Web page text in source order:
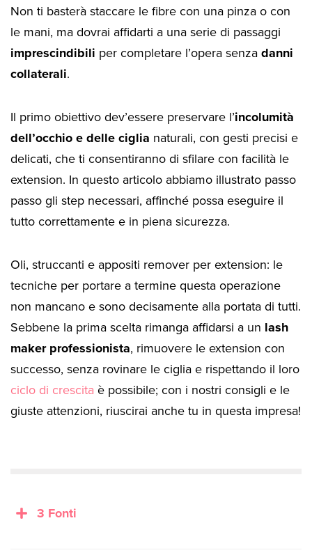
Non ti basterà staccare le fibre con una pinza o con
le mani, ma dovrai affidarti a una serie di passaggi
imprescindibili per completare l’opera senzadanni
collaterali.
Il primo obiettivo dev’essere preservare l’incolumità
dell’occhio e delle ciglia naturali, con gesti precisi e
delicati, che ti consentiranno di sfilare con facilità le
extension. In questo articolo abbiamo illustrato passo
passo gli step necessari, affinché possa eseguire il
tutto correttamente e in piena sicurezza.
Oli, struccanti e appositi remover per extension: le
tecniche per portare a termine questa operazione
non mancano e sono decisamente alla portata di tutti.
Sebbene la prima scelta rimanga affidarsi a un lash
maker professionista, rimuovere le extension con
successo, senza rovinare le ciglia e rispettando il loro
ciclo di crescita è possibile; con i nostri consigli e le
giuste attenzioni, riuscirai anche tu in questa impresa!
3 Fonti